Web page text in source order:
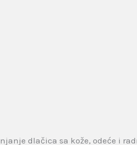
dlačica sa kože, odeće i